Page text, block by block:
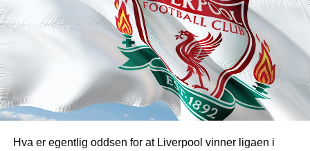
Hva er egentlig oddsen for at Liverpool vinner ligaen i